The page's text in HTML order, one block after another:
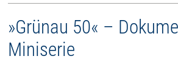
»Grünau 50« –
Miniserie